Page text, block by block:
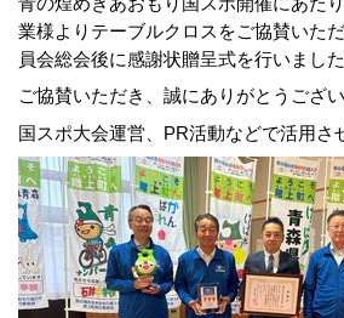
業様よりテーブルクロスをご協賛いただ
員会総会後に感謝状贈呈式を行いました
ご協賛いただき、誠にありがとうござい
国スポ大会運営、PR活動などで活用さ